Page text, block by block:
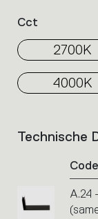
Cct
2700K
4000K
List
Click
on
Technische
Code
A.24